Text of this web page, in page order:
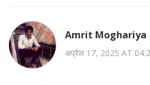
Amrit Moghariya
अप्रैल 17, 2025 AT